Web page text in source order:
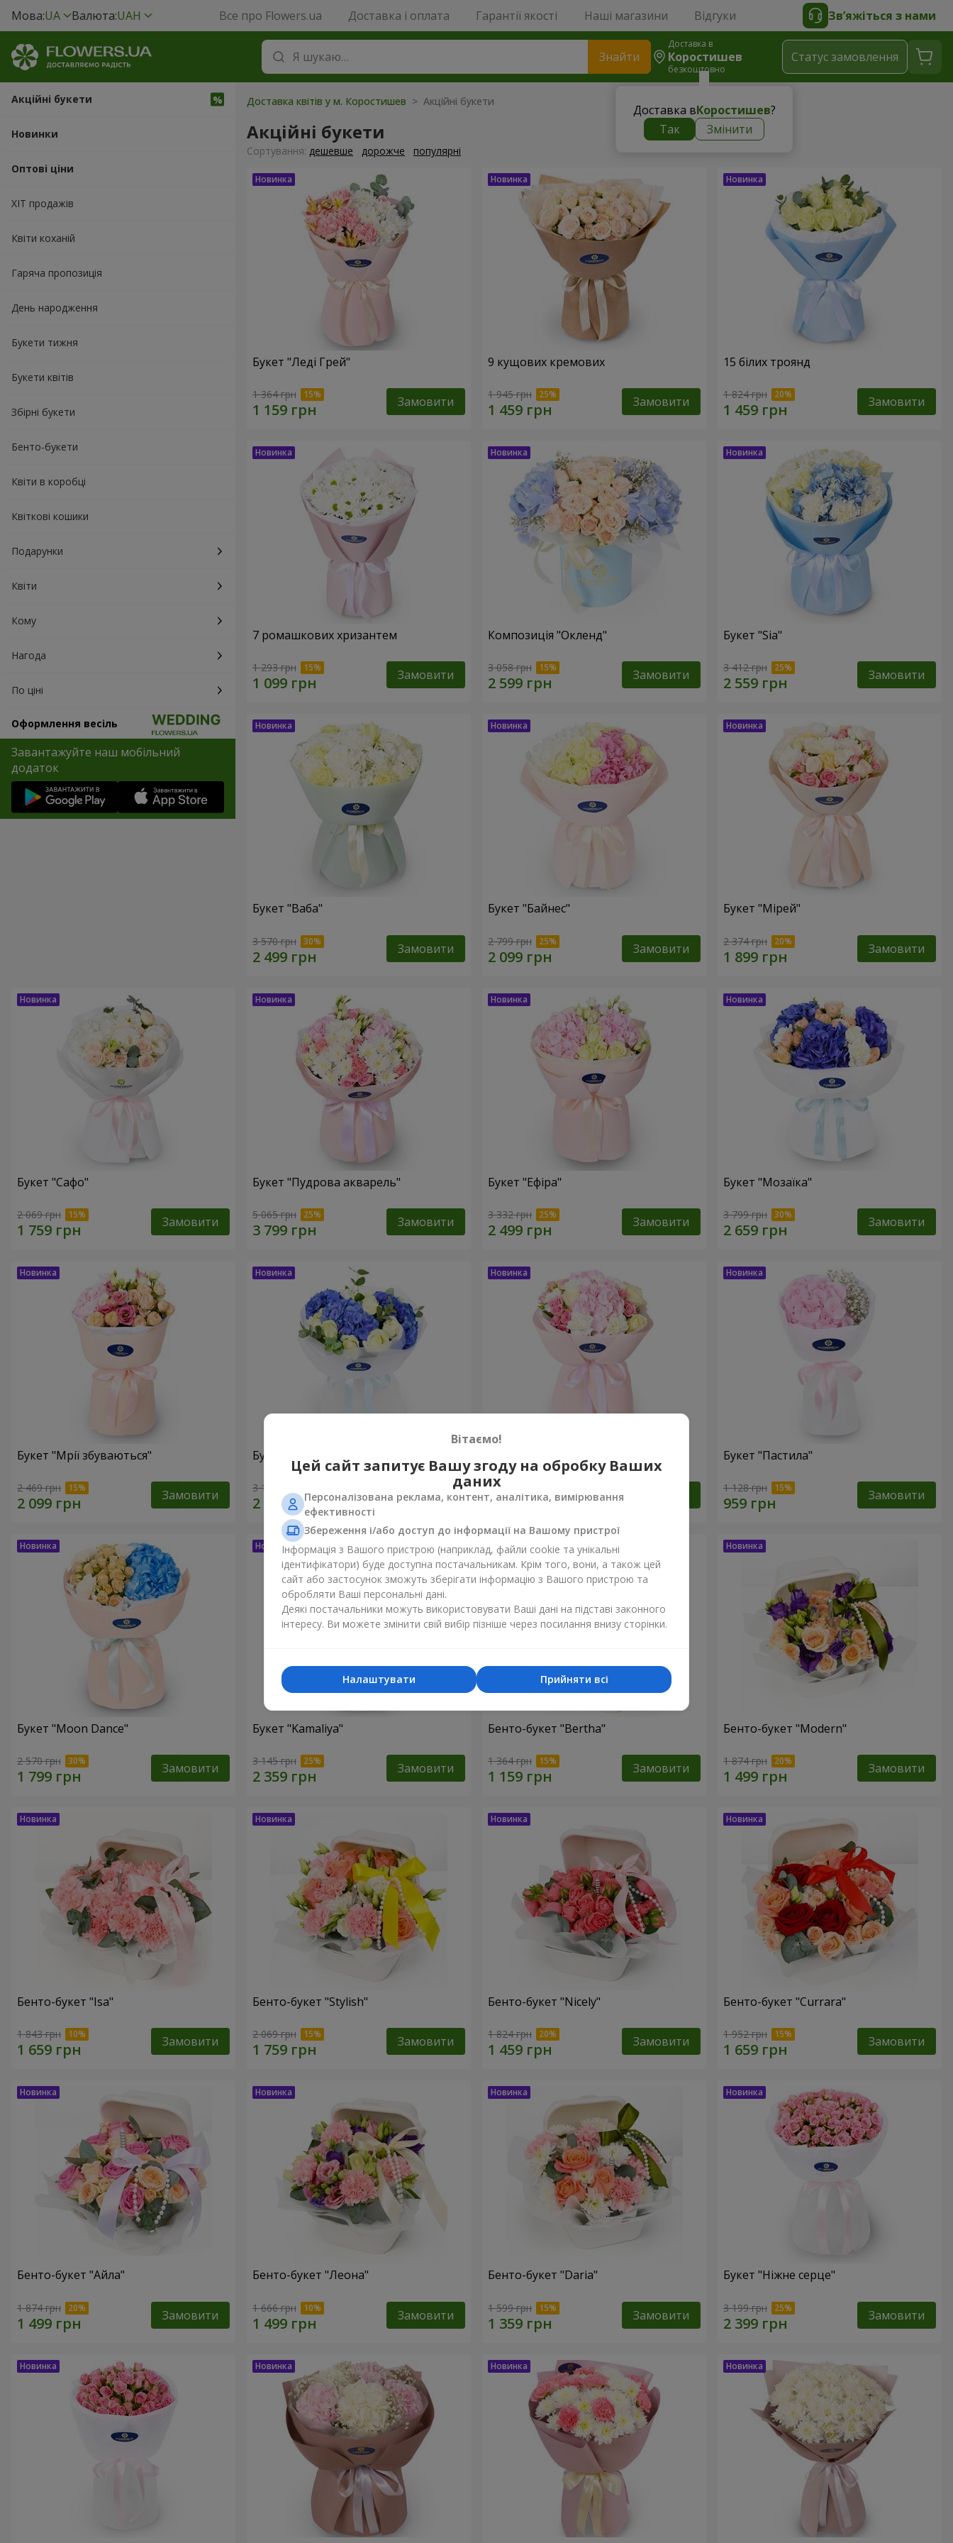
Мова:UA Валюта:UAH Все про Flowers.ua Доставка і оплата Гарантії якості Наші магазини Відгуки Зв’яжіться з нами
Знайти
Доставка в
Коростишев
безкоштовно
Доставка вКоростишев?
Так
Змінити
Статус замовлення
Акційні букети
Новинки
Оптові ціни
ХІТ продажів
Квіти коханій
Гаряча пропозиція
День народження
Букети тижня
Букети квітів
Збірні букети
Бенто-букети
Квіти в коробці
Квіткові кошики
Подарунки
Квіти
Кому
Нагода
По ціні
Оформлення весіль
Завантажуйте наш мобільний
додаток
Доставка квітів у м. Коростишев > Акційні букети
Акційні букети
Сортування: дешевше дорожче популярні
Букет "Леді Грей"
1 364 грн Замовити
9 кущових кремових
1 945 грн Замовити
15 білих троянд
1 824 грн Замовити
7 ромашкових хризантем
1 293 грн Замовити
Композиція "Окленд"
3 058 грн Замовити
Букет "Sia"
3 412 грн Замовити
Букет "Ваба"
3 570 грн Замовити
Букет "Байнес"
2 799 грн Замовити
Букет "Мірей"
2 374 грн Замовити
Букет "Сафо"
2 069 грн Замовити
Букет "Пудрова акварель"
5 065 грн Замовити
Букет "Ефіра"
3 332 грн Замовити
Букет "Мозаїка"
3 799 грн Замовити
Букет "Мрії збуваються"
2 469 грн Замовити
Букет "Мрії"
3 199 грн Замовити 3 199 грн
Букет "Пастила"
1 128 грн Замовити
Букет "Moon Dance"
2 570 грн Замовити
Букет "Kamaliya"
3 145 грн Замовити
Бенто-букет "Bertha"
1 364 грн Замовити
Бенто-букет "Modern"
1 874 грн Замовити
Бенто-букет "Isa"
1 843 грн Замовити
Бенто-букет "Stylish"
2 069 грн Замовити
Бенто-букет "Nicely"
1 824 грн Замовити
Бенто-букет "Currara"
1 952 грн Замовити
Бенто-букет "Айла"
1 874 грн Замовити
Бенто-букет "Леона"
1 666 грн Замовити
Бенто-букет "Daria"
1 599 грн Замовити
Букет "Ніжне серце"
3 199 грн Замовити
Вітаємо!
Цей сайт запитує Вашу згоду на обробку Ваших
даних
Персоналізована реклама, контент, аналітика, вимірювання
ефективності
Збереження і/або доступ до інформації на Вашому пристрої
Інформація з Вашого пристрою (наприклад, файли cookie та унікальні
ідентифікатори) буде доступна постачальникам. Крім того, вони, а також цей
сайт або застосунок зможуть зберігати інформацію з Вашого пристрою та
обробляти Ваші персональні дані.
Деякі постачальники можуть використовувати Ваші дані на підставі законного
інтересу. Ви можете змінити свій вибір пізніше через посилання внизу сторінки.
Прийняти всі
Налаштувати